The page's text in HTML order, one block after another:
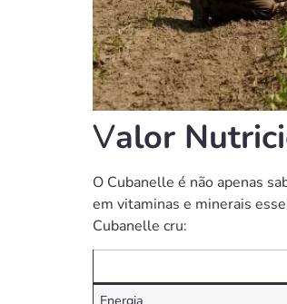
Valor
O Cubanelle é não apenas
em vitaminas e minerais
Cubanelle cru: